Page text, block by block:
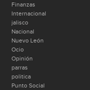
Finanzas
Internacional
jalisco
Nacional
Nuevo León
Ocio
Opinión
parras
politica
Punto Social